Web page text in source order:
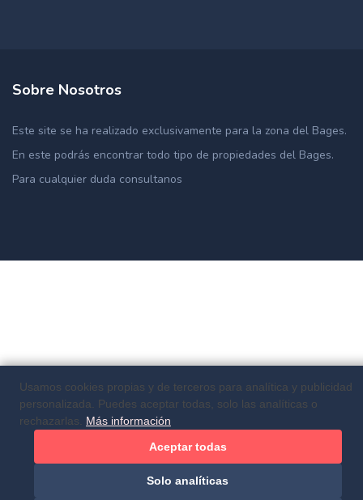
Usamos cookies propias y de terceros para analítica y publicidad
personalizada. Puedes aceptar todas, solo las analíticas o
rechazarlas. Más información
Aceptar todas
Solo analíticas
Sobre Nosotros
Este site se ha realizado exclusivamente para la zona del Bages.
En este podrás encontrar todo tipo de propiedades del Bages.
Para cualquier duda consultanos